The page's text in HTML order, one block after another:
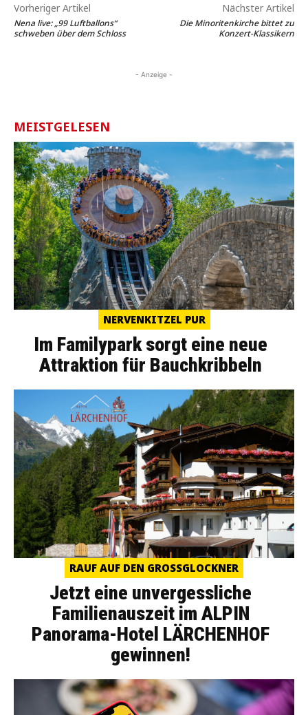
Vorheriger Artikel
Nena live: „99 Luftballons“
schweben über dem Schloss
Nächster Artikel
Die Minoritenkirche bittet zu
Konzert-Klassikern
- Anzeige -
MEISTGELESEN
NERVENKITZEL PUR
Im Familypark sorgt eine neue
Attraktion für Bauchkribbeln
RAUF AUF DEN GROSSGLOCKNER
Jetzt eine unvergessliche
Familienauszeit im ALPIN
Panorama-Hotel LÄRCHENHOF
gewinnen!